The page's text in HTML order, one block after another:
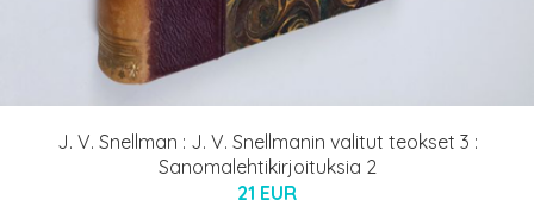
J. V. Snellman : J. V. Snellmanin valitut teokset 3 :
Sanomalehtikirjoituksia 2
21 EUR